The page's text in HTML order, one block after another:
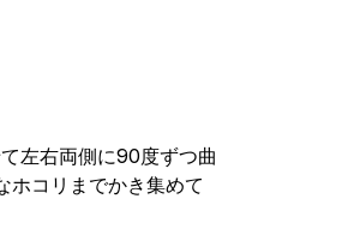
左右両側に90度ずつ曲
ホコリまでかき集めて